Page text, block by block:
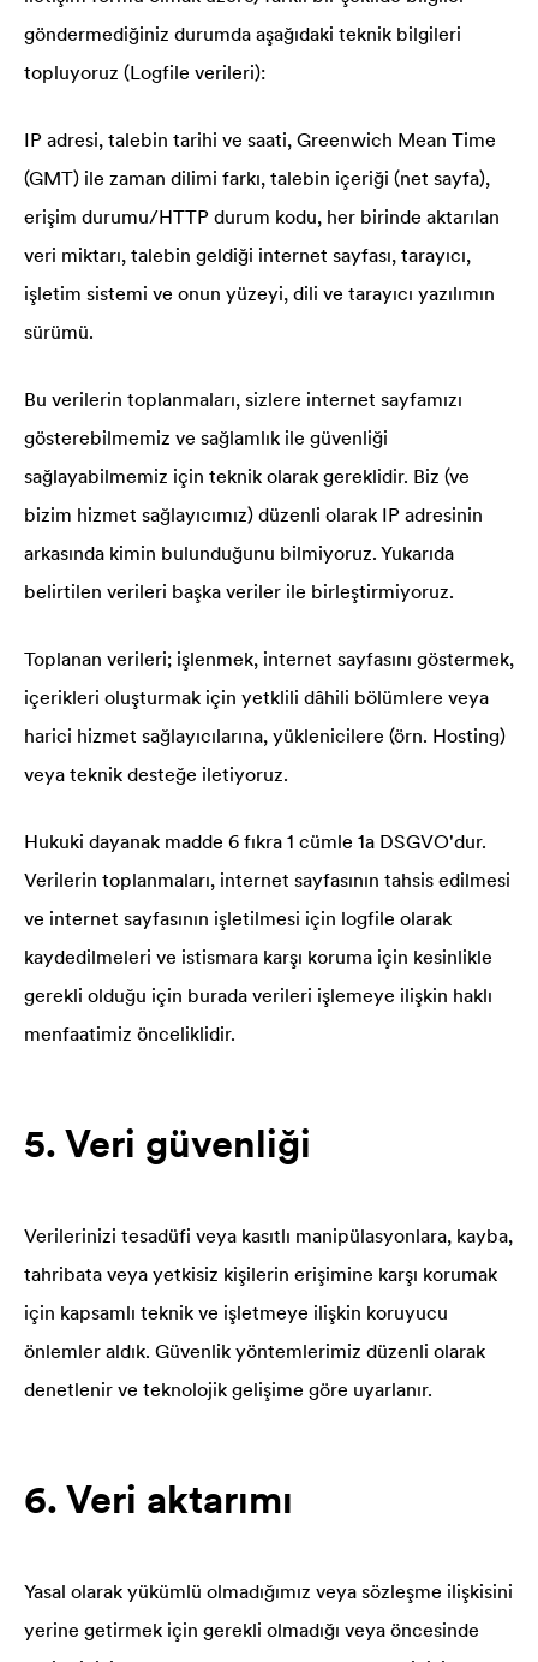
göndermediğiniz durumda aşağıdaki teknik bilgileri
topluyoruz (Logfile verileri):
IP adresi, talebin tarihi ve saati, Greenwich Mean Time
(GMT) ile zaman dilimi farkı, talebin içeriği (net sayfa),
erişim durumu/HTTP durum kodu, her birinde aktarılan
veri miktarı, talebin geldiği internet sayfası, tarayıcı,
işletim sistemi ve onun yüzeyi, dili ve tarayıcı yazılımın
sürümü.
Bu verilerin toplanmaları, sizlere internet sayfamızı
gösterebilmemiz ve sağlamlık ile güvenliği
sağlayabilmemiz için teknik olarak gereklidir. Biz (ve
bizim hizmet sağlayıcımız) düzenli olarak IP adresinin
arkasında kimin bulunduğunu bilmiyoruz. Yukarıda
belirtilen verileri başka veriler ile birleştirmiyoruz.
Toplanan verileri; işlenmek, internet sayfasını göstermek,
içerikleri oluşturmak için yetklili dâhili bölümlere veya
harici hizmet sağlayıcılarına, yüklenicilere (örn. Hosting)
veya teknik desteğe iletiyoruz.
Hukuki dayanak madde 6 fıkra 1 cümle 1a DSGVO'dur.
Verilerin toplanmaları, internet sayfasının tahsis edilmesi
ve internet sayfasının işletilmesi için logfile olarak
kaydedilmeleri ve istismara karşı koruma için kesinlikle
gerekli olduğu için burada verileri işlemeye ilişkin haklı
menfaatimiz önceliklidir.
5. Veri güvenliği
Verilerinizi tesadüfi veya kasıtlı manipülasyonlara, kayba,
tahribata veya yetkisiz kişilerin erişimine karşı korumak
için kapsamlı teknik ve işletmeye ilişkin koruyucu
önlemler aldık. Güvenlik yöntemlerimiz düzenli olarak
denetlenir ve teknolojik gelişime göre uyarlanır.
6. Veri aktarımı
Yasal olarak yükümlü olmadığımız veya sözleşme ilişkisini
yerine getirmek için gerekli olmadığı veya öncesinde